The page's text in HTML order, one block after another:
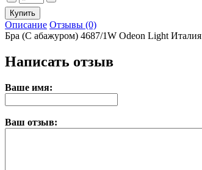
Описание Отзывы (0)
Бра (С абажуром) 4687/1W Odeon Light Италия
Написать отзыв
Ваше имя:
Ваш отзыв: